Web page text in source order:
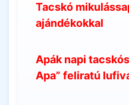
Tacskó
ajándékokkal
Apák napi
Apa” feliratú